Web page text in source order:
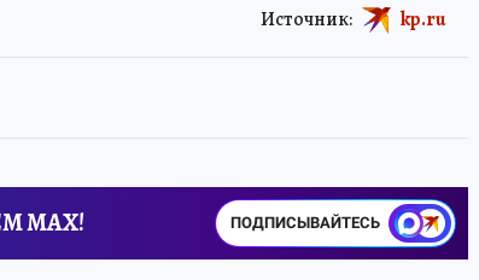
Источник: kp.ru
MAX! ПОДПИСЫВАЙТЕСЬ